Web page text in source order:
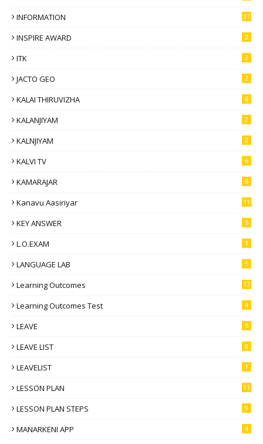
INFORMATION 37
INSPIRE AWARD 2
ITK 2
JACTO GEO 2
KALAI THIRUVIZHA 6
KALANJIYAM 2
KALNJIYAM 2
KALVI TV 6
KAMARAJAR 6
Kanavu Aasiriyar 11
KEY ANSWER 5
L.O.EXAM 1
LANGUAGE LAB 5
Learning Outcomes 17
Learning Outcomes Test 4
LEAVE 5
LEAVE LIST 8
LEAVELIST 1
LESSON PLAN 11
LESSON PLAN STEPS 9
MANARKENI APP 4